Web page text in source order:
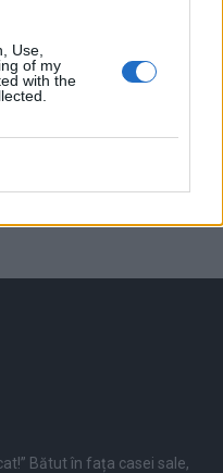
Use,
of my
with the
Bătut în fața casei sale,